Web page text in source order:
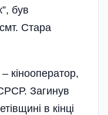
був
Стара
– кінооператор,
Загинув
в кінці